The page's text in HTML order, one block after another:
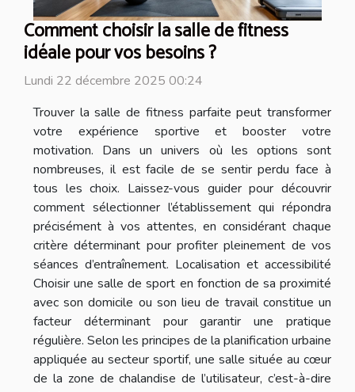
Comment choisir la salle de fitness
idéale pour vos besoins ?
Lundi 22 décembre 2025 00:24
Trouver la salle de fitness parfaite peut transformer
votre expérience sportive et booster votre
motivation. Dans un univers où les options sont
nombreuses, il est facile de se sentir perdu face à
tous les choix. Laissez-vous guider pour découvrir
comment sélectionner l’établissement qui répondra
précisément à vos attentes, en considérant chaque
critère déterminant pour profiter pleinement de vos
séances d’entraînement. Localisation et accessibilité
Choisir une salle de sport en fonction de sa proximité
avec son domicile ou son lieu de travail constitue un
facteur déterminant pour garantir une pratique
régulière. Selon les principes de la planification urbaine
appliquée au secteur sportif, une salle située au cœur
de la zone de chalandise de l’utilisateur, c’est-à-dire